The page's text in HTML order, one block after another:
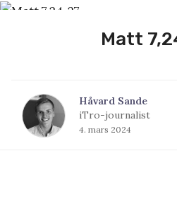
Matt
Håvard Sande
iTro-journalist
4. mars 2024